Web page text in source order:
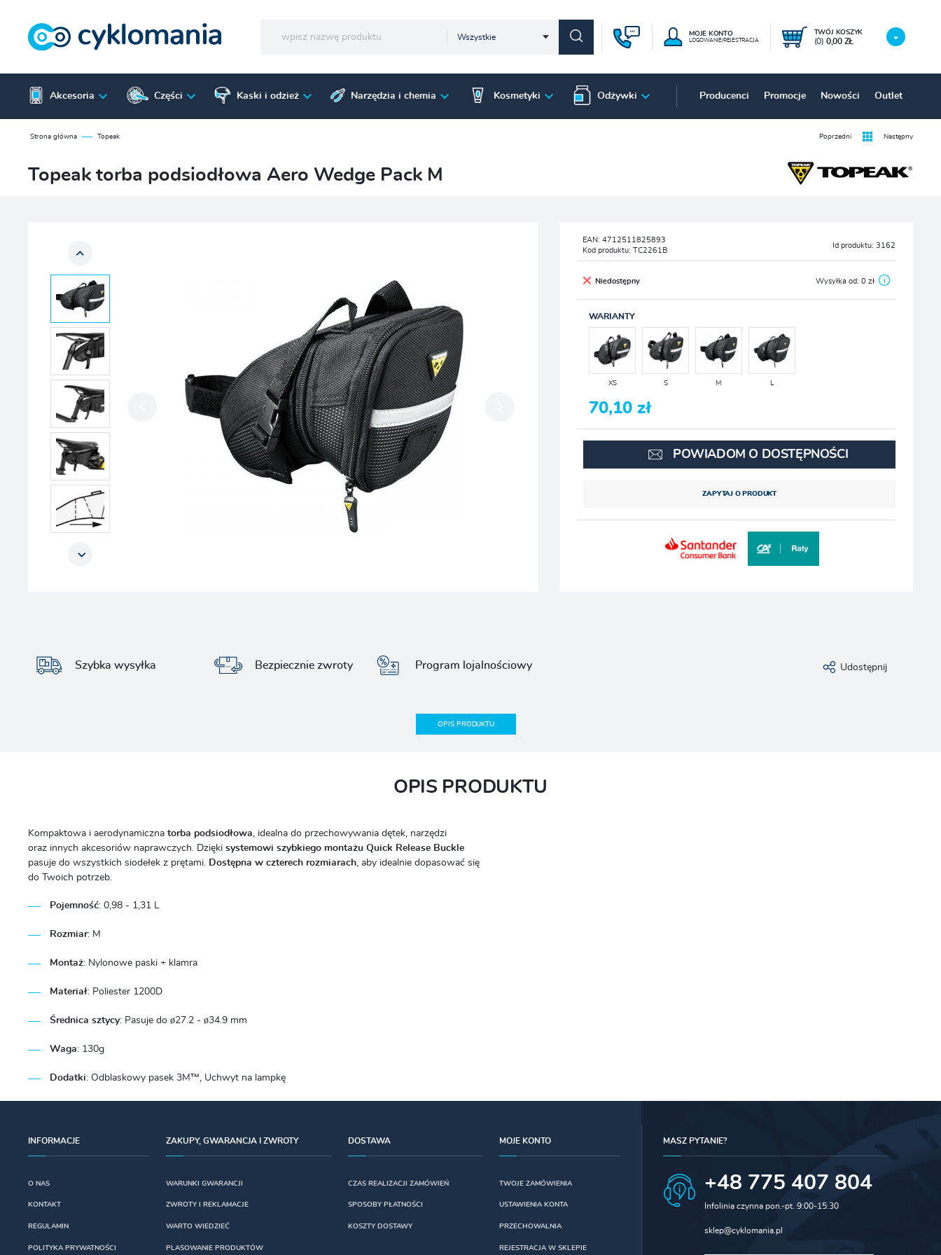
Wszystkie MOJE KONTO
LOGOWANIE/REJESTRACJA
TWÓJ KOSZYK
(0) 0,00 ZŁ
Akcesoria Części Kaski i odzież Narzędzia i chemia Kosmetyki Odżywki Producenci Promocje Nowości Outlet
Strona główna Topeak Poprzedni Następny
Topeak torba podsiodłowa Aero Wedge Pack M
EAN:4712511825893
Kod produktu:TC2261B
Id produktu: 3162
Niedostępny Wysyłka od: 0 zł
WARIANTY
XS S M L
70,10 zł
POWIADOM O DOSTĘPNOŚCI
ZAPYTAJ O PRODUKT
Szybka wysyłka Bezpiecznie zwroty Program lojalnościowy Udostępnij
OPIS PRODUKTU
OPIS PRODUKTU
Kompaktowa i aerodynamiczna torba podsiodłowa, idealna do przechowywania dętek, narzędzi
oraz innych akcesoriów naprawczych. Dzięki systemowi szybkiego montażu Quick Release Buckle
pasuje do wszystkich siodełek z prętami. Dostępna w czterech rozmiarach, aby idealnie dopasować się
do Twoich potrzeb.
Pojemność: 0,98 - 1,31 L
Rozmiar: M
Montaż:Nylonowe paski + klamra
Materiał:Poliester 1200D
Średnica sztycy:Pasuje do ø27.2 - ø34.9 mm
Waga: 130g
Dodatki: Odblaskowy pasek 3M™, Uchwyt na lampkę
INFORMACJE
O NAS
KONTAKT
REGULAMIN
POLITYKA PRYWATNOŚCI
ZAKUPY, GWARANCJA I ZWROTY
WARUNKI GWARANCJI
ZWROTY I REKLAMACJE
WARTO WIEDZIEĆ
PLASOWANIE PRODUKTÓW
DOSTAWA
CZAS REALIZACJI ZAMÓWIEŃ
SPOSOBY PŁATNOŚCI
KOSZTY DOSTAWY
MOJE KONTO
TWOJE ZAMÓWIENIA
USTAWIENIA KONTA
PRZECHOWALNIA
REJESTRACJA W SKLEPIE
MASZ PYTANIE?
+48 775 407 804
Infolinia czynna pon.-pt. 9:00-15:30
sklep@cyklomania.pl